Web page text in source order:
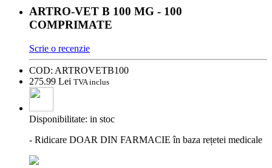
ARTRO-VET B 100 MG - 100
COMPRIMATE
Scrie o recenzie
COD: ARTROVETB100
275.99 Lei TVA inclus
Disponibilitate: in stoc
- Ridicare DOAR DIN FARMACIE în baza rețetei medicale